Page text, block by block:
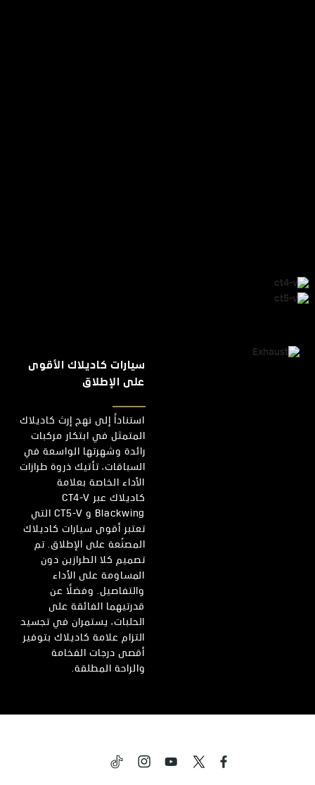
سيارات كاديلاك الأقوى
على الإطلاق
استناداً إلى نهج إرث كاديلاك
المتمثل في ابتكار مركبات
رائدة وشهرتها الواسعة في
السباقات، تأتيك ذروة طرازات
الأداء الخاصة بعلامة
كاديلاك عبر CT4-V
Blackwing و CT5-V التي
تعتبر أقوى سيارات كاديلاك
المصنّعة على الإطلاق. تم
تصميم كلا الطرازين دون
المساومة على الأداء
والتفاصيل. وفضلاً عن
قدرتيهما الفائقة على
الحلبات، يستمران في تجسيد
التزام علامة كاديلاك بتوفير
أقصى درجات الفخامة
والراحة المطلقة.